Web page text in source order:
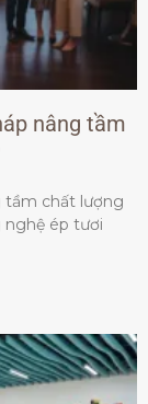
nâng tầm
tầm chất lượng
nghệ ép tươi